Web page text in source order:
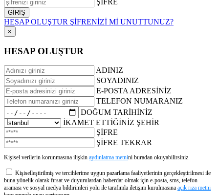
ŞİFRE
HESAP OLUŞTUR ŞİFRENİZİ Mİ UNUTTUNUZ?
×
HESAP OLUŞTUR
ADINIZ
SOYADINIZ
E-POSTA ADRESİNİZ
TELEFON NUMARANIZ
DOĞUM TARİHİNİZ
İKAMET ETTİĞİNİZ ŞEHİR
ŞİFRE
ŞİFRE TEKRAR
Kişisel verilerin korunmasına ilişkin aydınlatma metnini buradan okuyabilirsiniz.
Kişiselleştirilmiş ve tercihlerime uygun pazarlama faaliyetlerinin gerçekleştirilmesi ile
buna yönelik olarak fırsat ve duyurulardan haberdar olmak için e-posta, sms, telefon
araması ve sosyal medya bildirimleri yolu ile tarafımla iletişim kurulmasına açık rıza metni